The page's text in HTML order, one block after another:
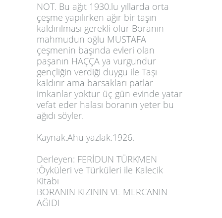
NOT. Bu ağıt 1930.lu yıllarda orta
çeşme yapılırken ağır bir taşın
kaldırılması gerekli olur Boranın
mahmudun oğlu MUSTAFA
çeşmenin başında evleri olan
paşanın HAÇÇA ya vurgundur
gençliğin verdiği duygu ile Taşı
kaldırır ama barsakları patlar
imkanlar yoktur üç gün evinde yatar
vefat eder halası boranın yeter bu
ağıdı söyler.
Kaynak.Ahu yazlak.1926.
Derleyen: FERİDUN TÜRKMEN
:Öyküleri ve Türküleri ile Kalecik
Kitabı
BORANIN KIZININ VE MERCANIN
AĞIDI